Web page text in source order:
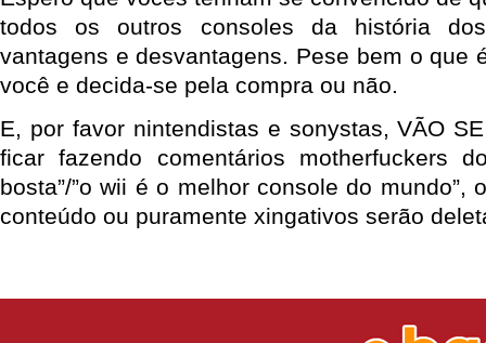
todos os outros consoles da história
vantagens e desvantagens. Pese bem o que
você e decida-se pela compra ou não.
E, por favor nintendistas e sonystas, VÃO
ficar fazendo comentários motherfuckers
bosta”/”o wii é o melhor console do mundo”,
conteúdo ou puramente xingativos serão